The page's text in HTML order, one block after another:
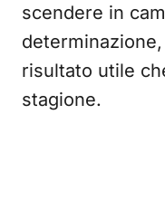
scendere in
risultato utile
stagione.